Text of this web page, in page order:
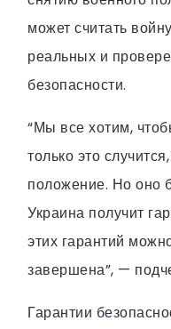
может считать
реальных и
безопасности.
“Мы все хотим,
только это
положение. Но оно
Украина получит
этих гарантий
завершена”, —
Гарантии